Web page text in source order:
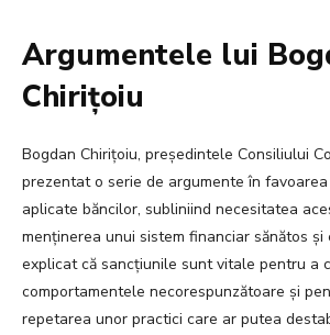
Argumentele lui
Chirițoiu
Bogdan Chirițoiu, președintele Consiliului
prezentat o serie de argumente în
aplicate băncilor, subliniind necesitatea
menținerea unui sistem financiar sănătos și
explicat că sancțiunile sunt vitale pentru a
comportamentele necorespunzătoare și
repetarea unor practici care ar putea